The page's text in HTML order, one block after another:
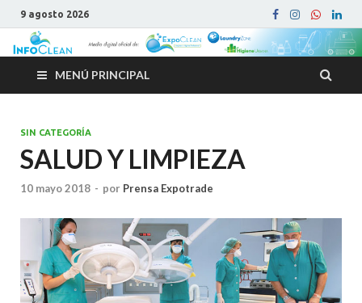
9 agosto 2026
MENÚ PRINCIPAL
SIN CATEGORÍA
SALUD Y LIMPIEZA
10 mayo 2018 - por Prensa Expotrade